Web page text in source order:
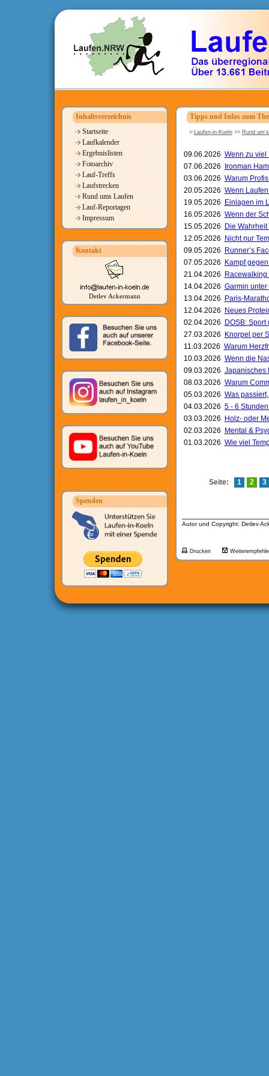
Inhaltsverzeichnis
Startseite
Laufkalender
Ergebnislisten
Fotoarchiv
Lauf-Treffs
Laufstrecken
Rund ums Laufen
Lauf-Reportagen
Impressum
Kontakt
Detlev Ackermann
Spenden
Tipps und Infos zum
Laufen-in-Koeln>> Rund
09.06.2026 Wenn zu viel
07.06.2026
Ironman
03.06.2026 Warum
20.05.2026 Wenn
19.05.2026
Einlagen im
16.05.2026 Wenn der
15.05.2026
Die
12.05.2026
Nicht nur
09.05.2026
Runner’s
07.05.2026
Kampf
21.04.2026
14.04.2026 Garmin
13.04.2026
Paris-
12.04.2026
Neues
02.04.2026
DOSB:
27.03.2026
Knorpel per
11.03.2026 Warum
10.03.2026 Wenn die
09.03.2026 Japanisches
08.03.2026 Warum
05.03.2026 Was
04.03.2026 5 - 6
03.03.2026
Holz- oder
02.03.2026
Mental &
01.03.2026 Wie viel
Seite: 1 2 3
Autor und Copyright: Detlev
Drucken